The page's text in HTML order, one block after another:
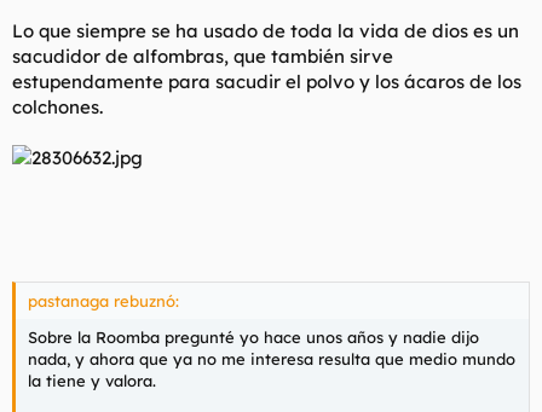
Lo que siempre se ha usado de toda la vida de dios es un
sacudidor de alfombras, que también sirve
estupendamente para sacudir el polvo y los ácaros de los
colchones.
pastanaga rebuznó:
Sobre la Roomba pregunté yo hace unos años y nadie dijo
nada, y ahora que ya no me interesa resulta que medio mundo
la tiene y valora.